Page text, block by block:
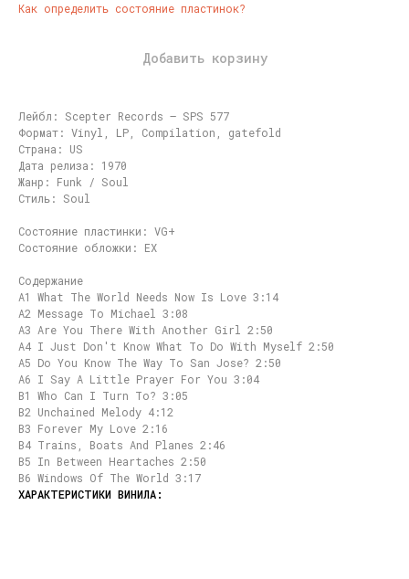
Как определить состояние пластинок?
Добавить корзину
Лейбл: Scepter Records ‎– SPS 577
Формат: Vinyl, LP, Compilation, gatefold
Страна: US
Дата релиза: 1970
Жанр: Funk / Soul
Стиль: Soul
Состояние пластинки: VG+
Состояние обложки: EX
Содержание
A1 What The World Needs Now Is Love 3:14
A2 Message To Michael 3:08
A3 Are You There With Another Girl 2:50
A4 I Just Don't Know What To Do With Myself 2:50
A5 Do You Know The Way To San Jose? 2:50
A6 I Say A Little Prayer For You 3:04
B1 Who Can I Turn To? 3:05
B2 Unchained Melody 4:12
B3 Forever My Love 2:16
B4 Trains, Boats And Planes 2:46
B5 In Between Heartaches 2:50
B6 Windows Of The World 3:17